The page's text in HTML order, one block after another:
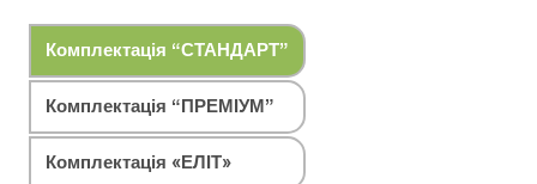
Комплектація “СТАНДАРТ”
Комплектація “ПРЕМІУМ”
Комплектація «ЕЛІТ»